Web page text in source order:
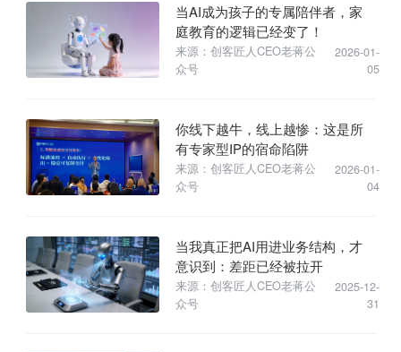
当AI成为孩子的专属陪伴者，家
庭教育的逻辑已经变了！
来源：创客匠人CEO老蒋公
众号
2026-01-
05
你线下越牛，线上越惨：这是所
有专家型IP的宿命陷阱
来源：创客匠人CEO老蒋公
众号
2026-01-
04
当我真正把AI用进业务结构，才
意识到：差距已经被拉开
来源：创客匠人CEO老蒋公
众号
2025-12-
31